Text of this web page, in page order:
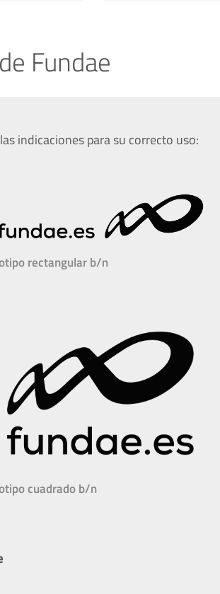
Fundae
indicaciones para su correcto uso:
rectangular b/n
cuadrado b/n